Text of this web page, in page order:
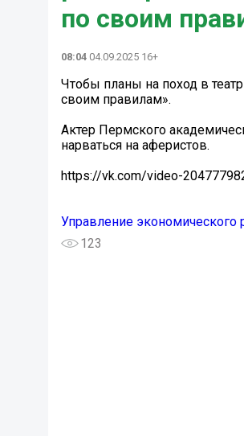
по своим
08:04 04.09.2025 16+
Чтобы планы на поход в
своим правилам».
Актер Пермского
нарваться на аферистов.
https://vk.com/video-
Управление
123